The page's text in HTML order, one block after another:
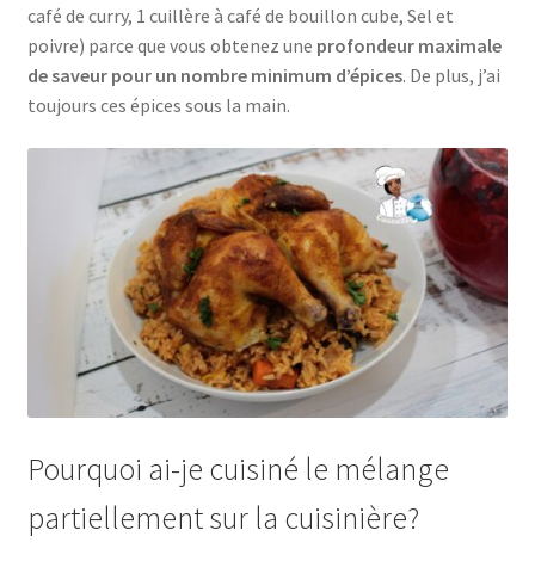
café de curry, 1 cuillère à café de bouillon cube, Sel et
poivre) parce que vous obtenez une profondeur maximale
de saveur pour un nombre minimum d’épices. De plus, j’ai
toujours ces épices sous la main.
Pourquoi ai-je cuisiné le mélange
partiellement sur la cuisinière?